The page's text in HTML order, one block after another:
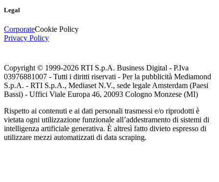
Legal
CorporateCookie Policy
Privacy Policy
Copyright © 1999-2026 RTI S.p.A. Business Digital - P.Iva
03976881007 - Tutti i diritti riservati - Per la pubblicità Mediamond
S.p.A. - RTI S.p.A., Mediaset N.V., sede legale Amsterdam (Paesi
Bassi) - Uffici Viale Europa 46, 20093 Cologno Monzese (MI)
Rispetto ai contenuti e ai dati personali trasmessi e/o riprodotti è
vietata ogni utilizzazione funzionale all’addestramento di sistemi di
intelligenza artificiale generativa. È altresì fatto divieto espresso di
utilizzare mezzi automatizzati di data scraping.